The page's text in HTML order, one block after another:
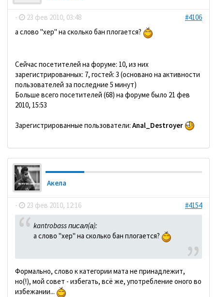
- 23 фев 2010, 03:48
#4106
а слово "хер" на сколько бан плогается?
Сейчас посетителей на форуме: 10, из них
зарегистрированных: 7, гостей: 3 (основано на активности
пользователей за последние 5 минут)
Больше всего посетителей (68) на форуме было 21 фев
2010, 15:53
Зарегистрированные пользователи: Anal_Destroyer
Акела
- 23 фев 2010, 12:16 #4154
kantrobass писал(а):
а слово "хер" на сколько бан плогается?
Формально, слово к категории мата не принадлежит,
но(!), мой совет - избегать, всё же, употребление оного во
избежании...